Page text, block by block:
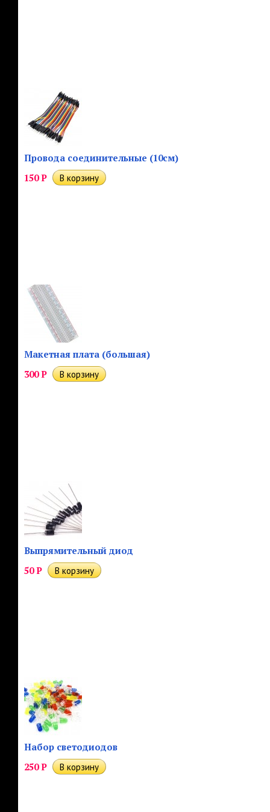
Провода соединительные (10см)
150Р
Макетная плата (большая)
300Р
Выпрямительный диод
50Р
Набор светодиодов
250Р